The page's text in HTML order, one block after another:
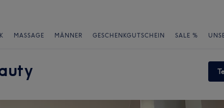
MASSAGE MÄNNER GESCHENKGUTSCHEIN SALE %